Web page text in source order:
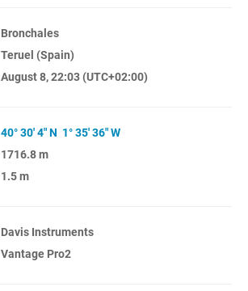
Bronchales
Teruel (Spain)
August 8, 22:03 (UTC+02:00)
40° 30' 4" N 1° 35' 36" W
1716.8 m
1.5 m
Davis Instruments
Vantage Pro2